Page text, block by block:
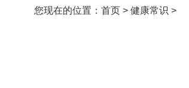
您现在的位置： 首页 > 健康常识 >